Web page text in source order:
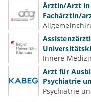
Ärztin/Arzt in
Fachärztin/
Innere
Arzt für
Psychiatrie
Medizin (m/
Psychiatrie